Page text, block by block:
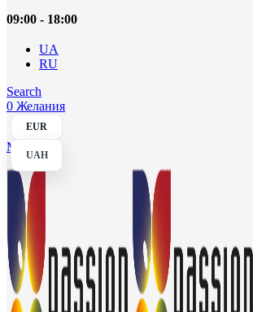
09:00 - 18:00
UA
RU
Search
0 Желания
EUR
UAH
Menu